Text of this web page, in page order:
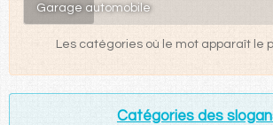
Garage automobile
Les catégories où le mot apparaît le
Catégories des